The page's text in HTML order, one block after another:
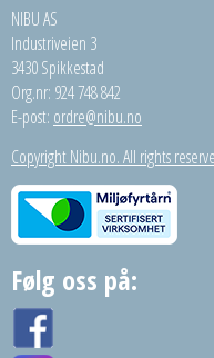
NIBU AS
Industriveien 3
3430 Spikkestad
Org.nr: 924 748 842
E-post: ordre@nibu.no
Copyright Nibu.no. All rights
Følg oss på: